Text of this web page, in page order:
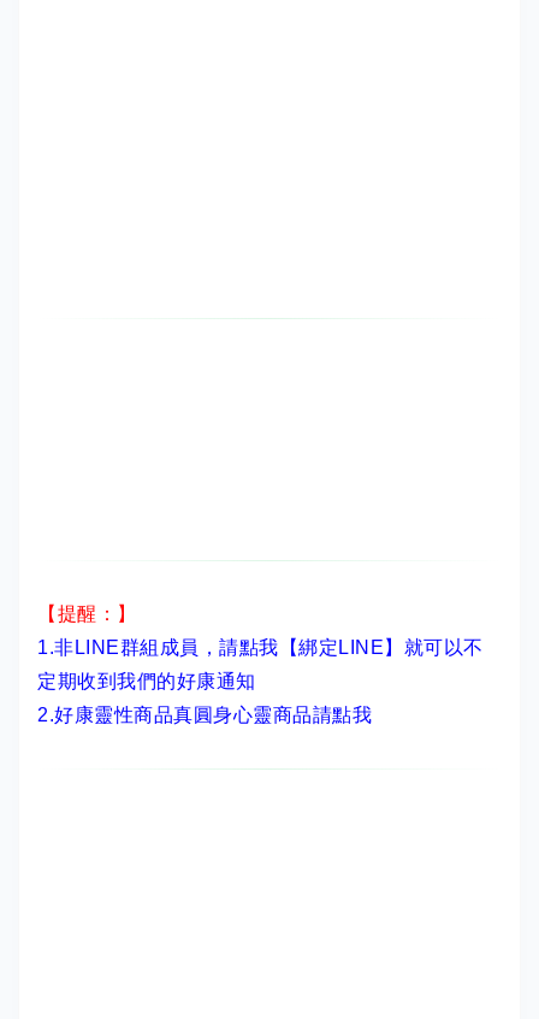
【提醒：】
1.非LINE群組成員， 請點我【綁定LINE】 就可以不
定期收到我們的好康通知
2.好康靈性商品真圓身心靈商品請點我